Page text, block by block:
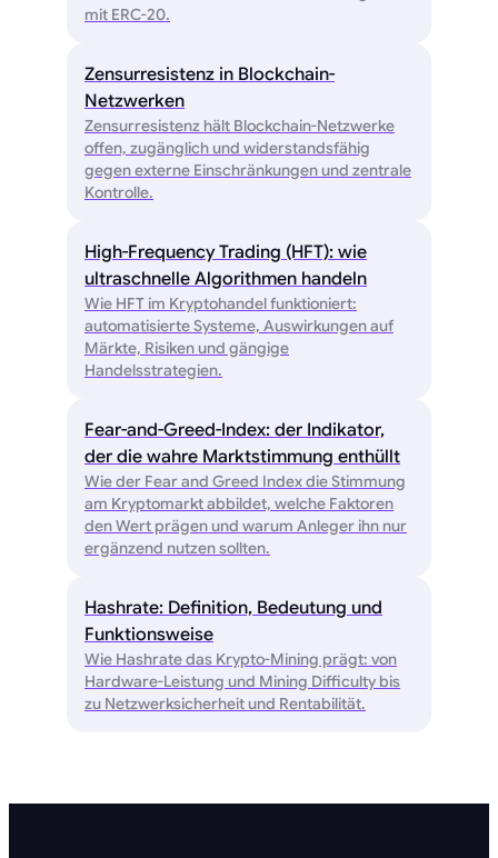
mit ERC-20.
Zensurresistenz in Blockchain-
Netzwerken
Zensurresistenz hält Blockchain-Netzwerke
offen, zugänglich und widerstandsfähig
gegen externe Einschränkungen und zentrale
Kontrolle.
High-Frequency Trading (HFT): wie
ultraschnelle Algorithmen handeln
Wie HFT im Kryptohandel funktioniert:
automatisierte Systeme, Auswirkungen auf
Märkte, Risiken und gängige
Handelsstrategien.
Fear-and-Greed-Index: der Indikator,
der die wahre Marktstimmung enthüllt
Wie der Fear and Greed Index die Stimmung
am Kryptomarkt abbildet, welche Faktoren
den Wert prägen und warum Anleger ihn nur
ergänzend nutzen sollten.
Hashrate: Definition, Bedeutung und
Funktionsweise
Wie Hashrate das Krypto-Mining prägt: von
Hardware-Leistung und Mining Difficulty bis
zu Netzwerksicherheit und Rentabilität.